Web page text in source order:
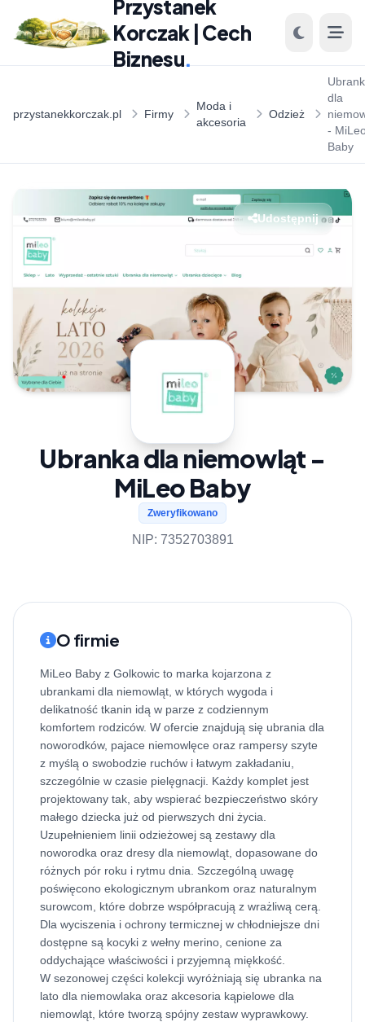
Przystanek
Korczak | Cech
Biznesu.
przystanekkorczak.pl Firmy
Moda i
akcesoria
Odzież
dla
-
Baby
Udostępnij
Ubranka dla niemowląt -
MiLeo Baby
Zweryfikowano
NIP: 7352703891
O firmie
MiLeo Baby z Golkowic to marka kojarzona z
ubrankami dla niemowląt, w których wygoda i
delikatność tkanin idą w parze z codziennym
komfortem rodziców. W ofercie znajdują się ubrania dla
noworodków, pajace niemowlęce oraz rampersy szyte
z myślą o swobodzie ruchów i łatwym zakładaniu,
szczególnie w czasie pielęgnacji. Każdy komplet jest
projektowany tak, aby wspierać bezpieczeństwo skóry
małego dziecka już od pierwszych dni życia.
Uzupełnieniem linii odzieżowej są zestawy dla
noworodka oraz dresy dla niemowląt, dopasowane do
różnych pór roku i rytmu dnia. Szczególną uwagę
poświęcono ekologicznym ubrankom oraz naturalnym
surowcom, które dobrze współpracują z wrażliwą cerą.
Dla wyciszenia i ochrony termicznej w chłodniejsze dni
dostępne są kocyki z wełny merino, cenione za
oddychające właściwości i przyjemną miękkość.
W sezonowej części kolekcji wyróżniają się ubranka na
lato dla niemowlaka oraz akcesoria kąpielowe dla
niemowląt, które tworzą spójny zestaw wyprawkowy.